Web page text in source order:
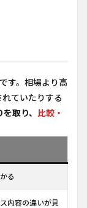
す。相場より高
ていたりする
取り、
比較・
る
内容の違いが見